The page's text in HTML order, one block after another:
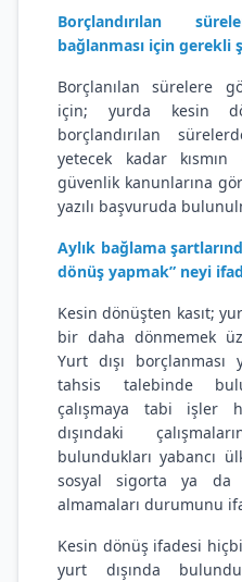
Borçlandırılan
bağlanması için gerekli
Borçlanılan sürelere
için; yurda kesin
borçlandırılan
yetecek kadar kısmın
güvenlik kanunlarına
yazılı başvuruda
Aylık bağlama
dönüş yapmak” neyi
Kesin dönüşten kasıt;
bir daha dönmemek
Yurt dışı
tahsis talebinde
çalışmaya tabi işler
dışındaki
bulundukları yabancı
sosyal sigorta ya da
almamaları durumunu
Kesin dönüş ifadesi
yurt dışında